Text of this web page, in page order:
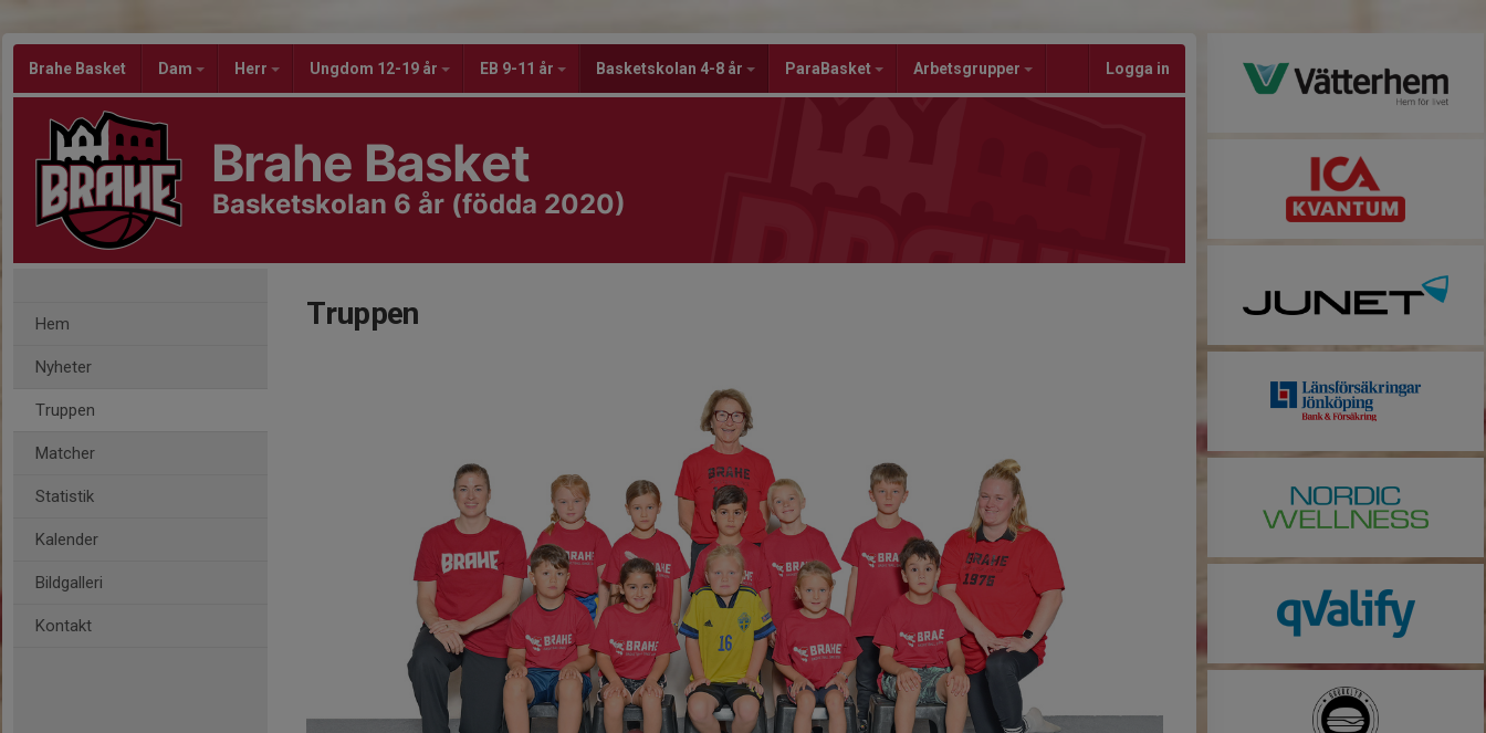
Brahe Basket Dam Herr Ungdom 12-19 år EB 9-11 år Basketskolan 4-8 år ParaBasket Arbetsgrupper Logga in
Brahe Basket
Basketskolan 6 år (födda 2020)
Hem
Nyheter
Truppen
Matcher
Statistik
Kalender
Bildgalleri
Kontakt
Truppen